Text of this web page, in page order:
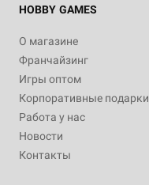
HOBBY GAMES
О магазине
Франчайзинг
Игры оптом
Корпоративные подарки
Работа у нас
Новости
Контакты